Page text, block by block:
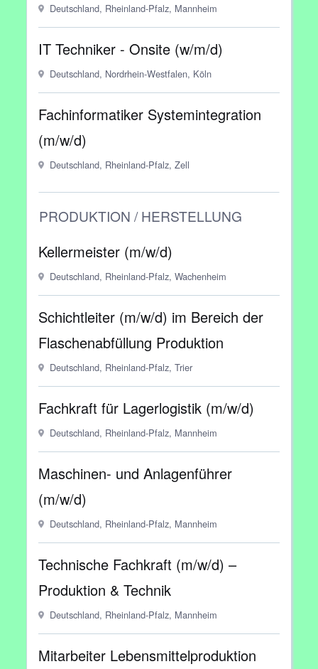
Deutschland, Rheinland-Pfalz, Mannheim
IT Techniker - Onsite (w/m/d)
Deutschland, Nordrhein-Westfalen, Köln
Fachinformatiker Systemintegration
(m/w/d)
Deutschland, Rheinland-Pfalz, Zell
PRODUKTION / HERSTELLUNG
Kellermeister (m/w/d)
Deutschland, Rheinland-Pfalz, Wachenheim
Schichtleiter (m/w/d) im Bereich der
Flaschenabfüllung Produktion
Deutschland, Rheinland-Pfalz, Trier
Fachkraft für Lagerlogistik (m/w/d)
Deutschland, Rheinland-Pfalz, Mannheim
Maschinen- und Anlagenführer
(m/w/d)
Deutschland, Rheinland-Pfalz, Mannheim
Technische Fachkraft (m/w/d) –
Produktion & Technik
Deutschland, Rheinland-Pfalz, Mannheim
Mitarbeiter Lebensmittelproduktion